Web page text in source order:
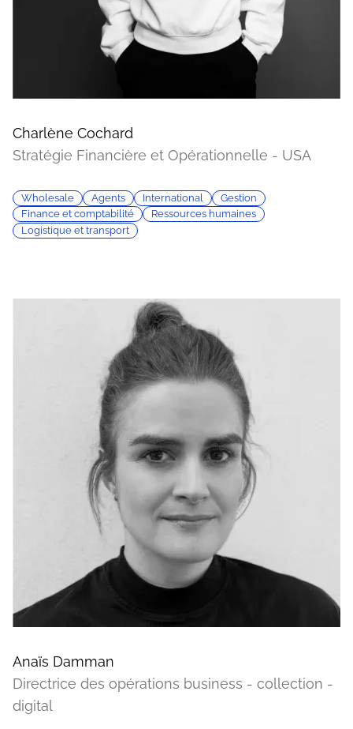
Charlène Cochard
Stratégie Financière et Opérationnelle - USA
Wholesale Agents International
Gestion
Finance et comptabilité
Ressources humaines
Logistique et transport
Anaïs Damman
Directrice des opérations business - collection -
digital